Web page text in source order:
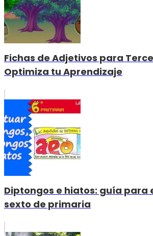
Fichas de Adjetivos para
Optimiza tu Aprendizaje
Diptongos e hiatos: guía para
sexto de primaria